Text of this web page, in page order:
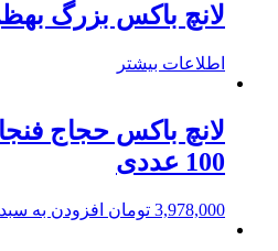
لانچ باکس بزرگ بهظرف 250
اطلاعات بیشتر
لانچ باکس حجاج
100 عددی
3,978,000 تومان افزودن به